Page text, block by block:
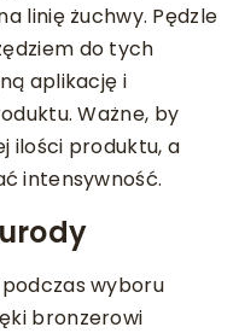
linię żuchwy. Pędzle
do tych
aplikację i
Ważne, by
ilości produktu, a
intensywność.
wyboru
bronzerowi